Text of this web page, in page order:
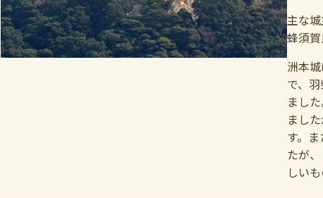
主な
蜂須
洲本
で、
まし
まし
す。
たが
しい